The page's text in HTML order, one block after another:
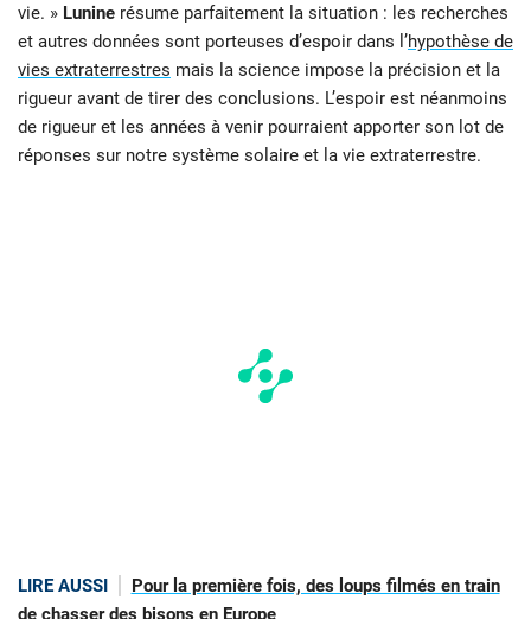
vie. » Lunine résume parfaitement la situation : les recherches
et autres données sont porteuses d’espoir dans l’hypothèse de
vies extraterrestres mais la science impose la précision et la
rigueur avant de tirer des conclusions. L’espoir est néanmoins
de rigueur et les années à venir pourraient apporter son lot de
réponses sur notre système solaire et la vie extraterrestre.
LIRE AUSSI
Pour la première fois, des loups filmés en train
de chasser des bisons en Europe